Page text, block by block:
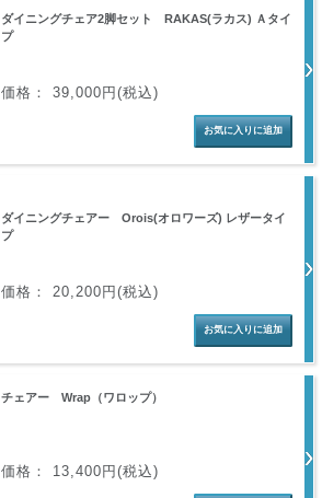
ダイニングチェア2脚セット RAKAS(ラカス) Ａタイ
プ
価格： 39,000円(税込)
ダイニングチェアー Orois(オロワーズ) レザータイ
プ
価格： 20,200円(税込)
チェアー Wrap（ワロップ）
価格： 13,400円(税込)